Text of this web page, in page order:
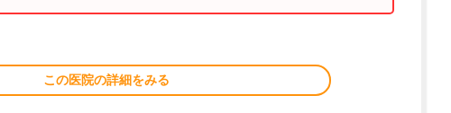
この医院の詳細をみる